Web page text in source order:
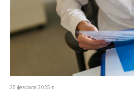
25 февраля 2025 г.